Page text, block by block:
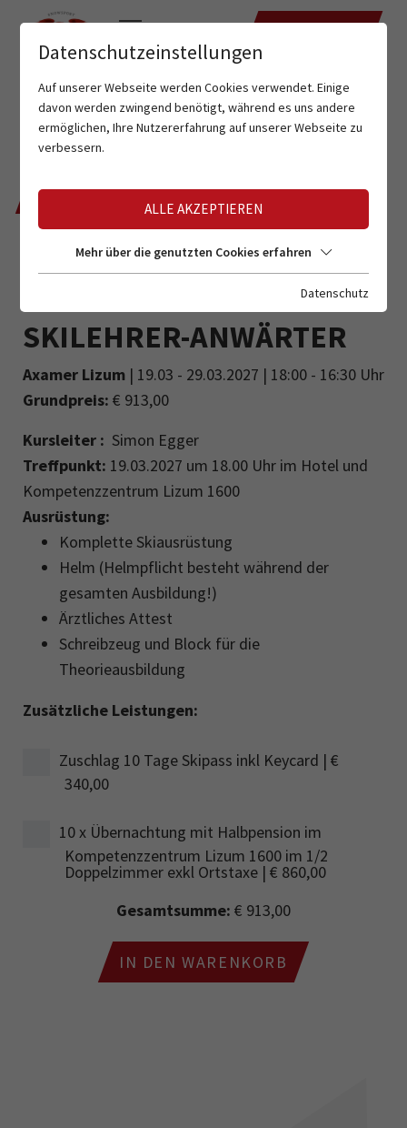
ZURÜCK
SKILEHRER-ANWÄRTER
Axamer Lizum | 19.03 - 29.03.2027 | 18:00 - 16:30 Uhr
Grundpreis: € 913,00
Kursleiter : Simon Egger
Treffpunkt: 19.03.2027 um 18.00 Uhr im Hotel und
Kompetenzzentrum Lizum 1600
Ausrüstung:
Komplette Skiausrüstung
Helm (Helmpflicht besteht während der
gesamten Ausbildung!)
Ärztliches Attest
Schreibzeug und Block für die
Theorieausbildung
Zusätzliche Leistungen:
Zuschlag 10 Tage Skipass inkl Keycard | €
340,00
10 x Übernachtung mit Halbpension im
Kompetenzzentrum Lizum 1600 im 1/2
Doppelzimmer exkl Ortstaxe | € 860,00
Gesamtsumme: € 913,00
IN DEN WARENKORB
Datenschutzeinstellungen
Auf unserer Webseite werden Cookies verwendet. Einige
davon werden zwingend benötigt, während es uns andere
ermöglichen, Ihre Nutzererfahrung auf unserer Webseite zu
verbessern.
ALLE AKZEPTIEREN
Mehr über die genutzten Cookies erfahren
Datenschutz